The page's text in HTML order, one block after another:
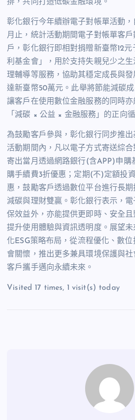
排，共同打造低碳金融環境。
彰化銀行今年續辦電子對帳單活動，
月止，統計活動期間電子對帳單客
戶，彰化銀行即相對捐贈新臺幣12元
利基金會」，用於支持失親兒少之
理輔導等服務，協助其穩定成長與發
達新臺幣50萬元。此舉將節能減碳
讓客戶在使用數位金融服務的同時
「減碳 × 公益 × 金融服務」的正向
為鼓勵客戶參與，彰化銀行同步推出
活動期間內，凡以電子方式寄送綜
寄出當月透過網路銀行(含APP)申購
購手續費3折優惠；定期(不)定額投
惠，鼓勵客戶透過數位平台進行長
減碳與理財雙贏。彰化銀行表示，
保效益外，亦能提供更即時、安全
提升使用體驗與資訊透明度。展望
化 ESG策略布局，從流程優化、數
會關懷，推出更多兼具環境保護與
客戶攜手邁向永續未來。
Visited 17 times, 1 visit(s) today